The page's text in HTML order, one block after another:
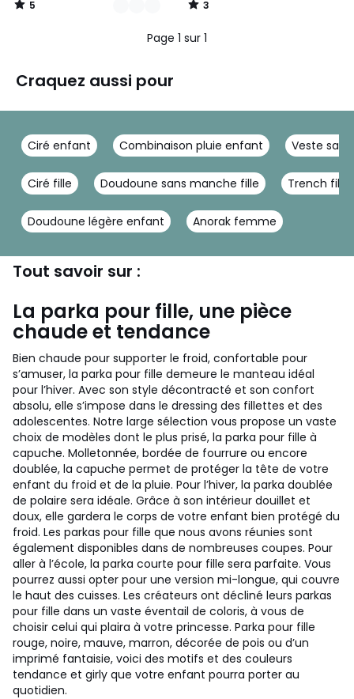
5
/
3
/
Page 1 sur 1
Craquez aussi pour
Ciré enfant Combinaison pluie enfant Veste
Ciré fille Doudoune sans manche fille Trench fille
Doudoune légère enfant Anorak femme
Tout savoir sur :
La parka pour fille, une pièce
chaude et tendance
Bien chaude pour supporter le froid, confortable pour
s’amuser, la parka pour fille demeure le manteau idéal
pour l’hiver. Avec son style décontracté et son confort
absolu, elle s’impose dans le dressing des fillettes et des
adolescentes. Notre large sélection vous propose un vaste
choix de modèles dont le plus prisé, la parka pour fille à
capuche. Molletonnée, bordée de fourrure ou encore
doublée, la capuche permet de protéger la tête de votre
enfant du froid et de la pluie. Pour l’hiver, la parka doublée
de polaire sera idéale. Grâce à son intérieur douillet et
doux, elle gardera le corps de votre enfant bien protégé du
froid. Les parkas pour fille que nous avons réunies sont
également disponibles dans de nombreuses coupes. Pour
aller à l’école, la parka courte pour fille sera parfaite. Vous
pourrez aussi opter pour une version mi-longue, qui couvre
le haut des cuisses. Les créateurs ont décliné leurs parkas
pour fille dans un vaste éventail de coloris, à vous de
choisir celui qui plaira à votre princesse. Parka pour fille
rouge, noire, mauve, marron, décorée de pois ou d’un
imprimé fantaisie, voici des motifs et des couleurs
tendance et girly que votre enfant pourra porter au
quotidien.